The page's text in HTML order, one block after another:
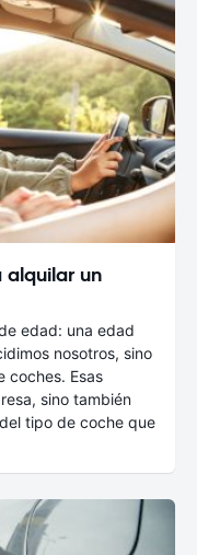
alquilar un
edad: una edad
nosotros, sino
coches. Esas
sino también
tipo de coche que